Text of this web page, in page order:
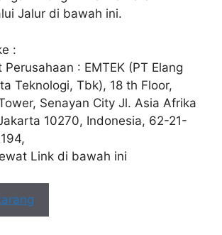
Jalur di bawah ini.
:
Perusahaan : EMTEK (PT Elang
Teknologi, Tbk), 18 th Floor,
Senayan City Jl. Asia Afrika
10270, Indonesia, 62-21-
Link di bawah ini